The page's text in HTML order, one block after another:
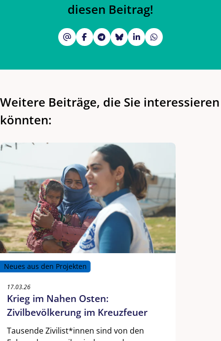
diesen Beitrag!
Weitere Beiträge, die Sie interessieren
könnten:
Neues aus den Projekten
17.03.26
Krieg im Nahen Osten:
Zivilbevölkerung im Kreuzfeuer
Tausende Zivilist*innen sind von den